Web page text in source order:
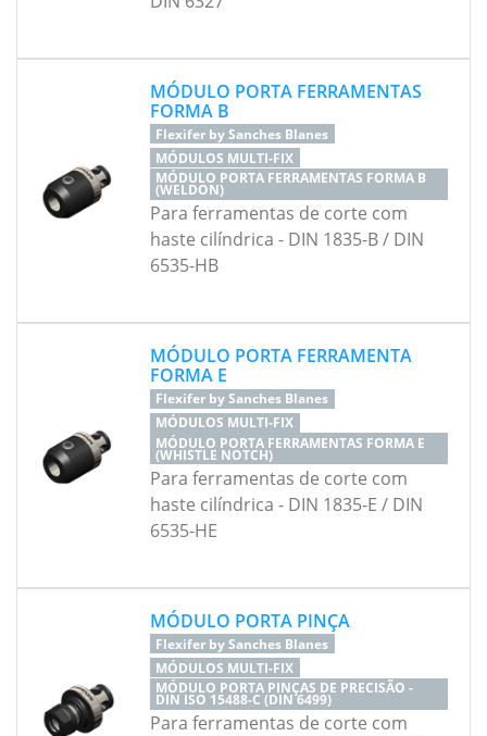
MÓDULO PORTA FERRAMENTAS
FORMA B
Flexifer by Sanches Blanes
MÓDULOS MULTI-FIX
MÓDULO PORTA FERRAMENTAS FORMA B
(WELDON)
Para ferramentas de corte com
haste cilíndrica - DIN 1835-B / DIN
6535-HB
MÓDULO PORTA FERRAMENTA
FORMA E
Flexifer by Sanches Blanes
MÓDULOS MULTI-FIX
MÓDULO PORTA FERRAMENTAS FORMA E
(WHISTLE NOTCH)
Para ferramentas de corte com
haste cilíndrica - DIN 1835-E / DIN
6535-HE
MÓDULO PORTA PINÇA
Flexifer by Sanches Blanes
MÓDULOS MULTI-FIX
MÓDULO PORTA PINÇAS DE PRECISÃO -
DIN ISO 15488-C (DIN 6499)
Para ferramentas de corte com